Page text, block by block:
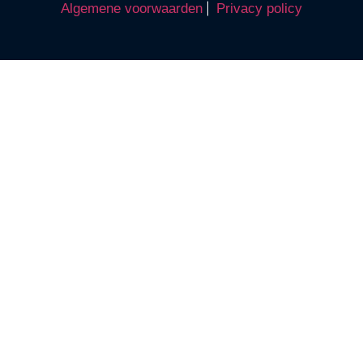
Algemene voorwaarden Privacy policy